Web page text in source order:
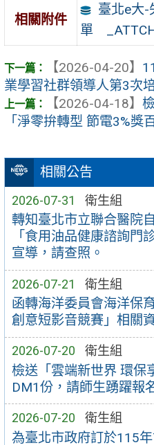
相關公告
2026-07-31 衛生組
轉知臺北市立聯合醫院
「食用油品健康諮詢門
宣導，請查照。
2026-07-21 衛生組
函轉海洋委員會海洋保
創意短影音競賽」相關
2026-07-20 衛生組
檢送「雲端新世界 環保
DM1份，請師生踴躍報
2026-07-20 衛生組
為臺北市政府訂於115
相關附件
臺北e大-
單
【2026-04-20】
業學習社群領導人第3次
【2026-04-18】
「淨零拚轉型 節電3%獎